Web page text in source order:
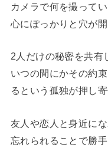
カメラで何を撮って
心にぽっかりと穴が
2人だけの秘密を共有
いつの間にかその約
るという孤独が押し寄
友人や恋人と身近にな
忘れられることで勝